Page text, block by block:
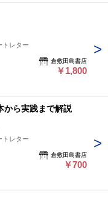
トレター
倉敷田島書店
￥1,800
ら実践まで解説
トレター
倉敷田島書店
￥700